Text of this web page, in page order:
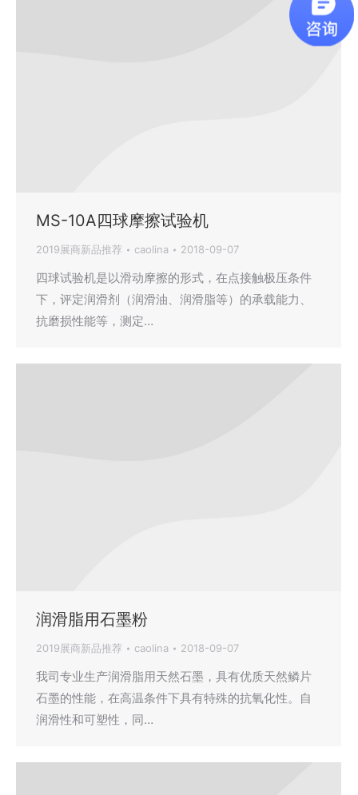
MS-10A四球摩擦试验机
2019展商新品推荐 caolina 2018-09-07
四球试验机是以滑动摩擦的形式，在点接触极压条件
下，评定润滑剂（润滑油、润滑脂等）的承载能力、
抗磨损性能等，测定…
润滑脂用石墨粉
2019展商新品推荐 caolina 2018-09-07
我司专业生产润滑脂用天然石墨，具有优质天然鳞片
石墨的性能，在高温条件下具有特殊的抗氧化性。自
润滑性和可塑性，同…